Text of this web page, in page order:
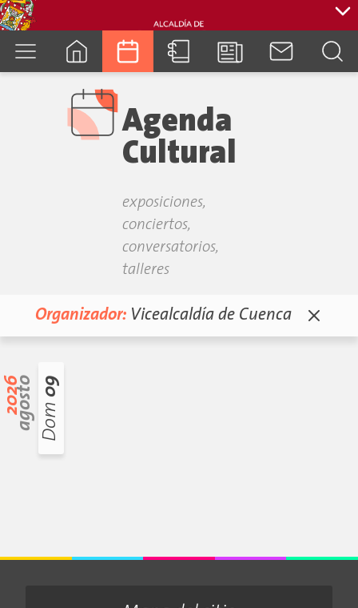
Agenda
Cultural
exposiciones,
conciertos,
conversatorios,
talleres
Organizador: Vicealcaldía de Cuenca
2026agosto Dom
09